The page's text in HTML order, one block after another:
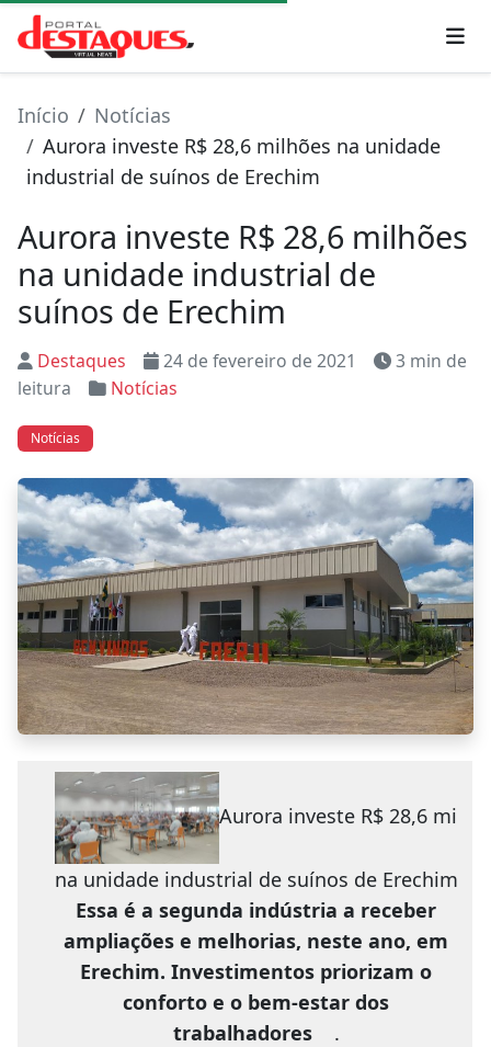
Início
Notícias
Aurora investe R$ 28,6 milhões na unidade
industrial de suínos de Erechim
Aurora investe R$ 28,6 milhões
na unidade industrial de
suínos de Erechim
Destaques 24 de fevereiro de 2021
3 min de
leitura
Notícias
Notícias
Aurora investe R$ 28,6 mi
na unidade industrial de suínos de Erechim
Essa é a segunda indústria a receber
ampliações e melhorias, neste ano, em
Erechim. Investimentos priorizam o
conforto e o bem-estar dos
trabalhadores.